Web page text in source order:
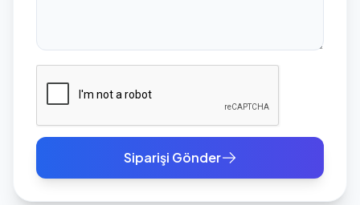
Siparişi Gönder